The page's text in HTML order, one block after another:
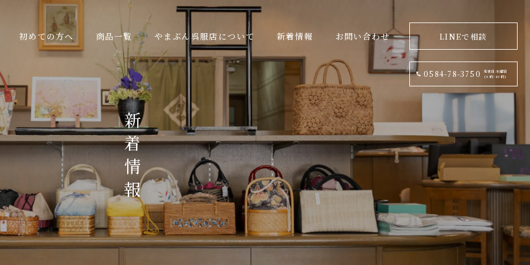
初めての方へ 商品一覧 やまぶん呉服店について 新着情報 お問い合わせ LINEで相談
0584-78-3750
定休日:水曜日
(9 時~19 時)
新
着
情
報